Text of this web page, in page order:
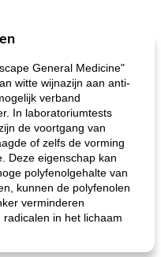
Soepen, stoofschotels en Chili
General Medicine"
witte wijnazijn aan anti-
verband
In laboratoriumtests
de voortgang van
of zelfs de vorming
Deze eigenschap kan
polyfenolgehalte van
kunnen de polyfenolen
verminderen
in het lichaam